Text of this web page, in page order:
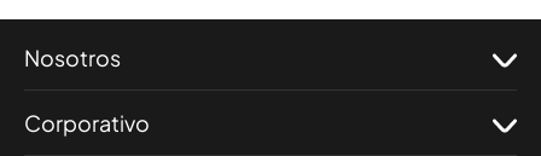
Nosotros
Corporativo